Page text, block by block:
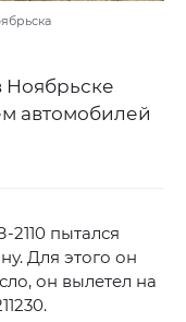
Ноябрьске
автомобилей
пытался
Для этого он
он вылетел на